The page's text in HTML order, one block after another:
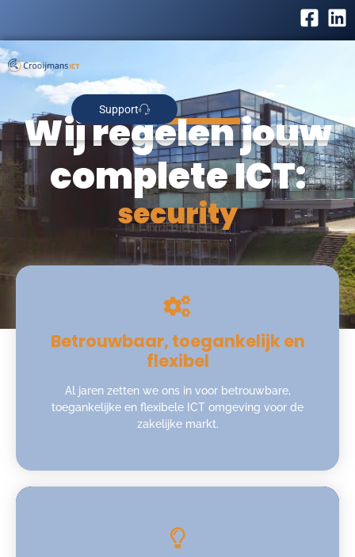
Support
Wij regelen jouw
complete ICT:
security
Betrouwbaar, toegankelijk en
flexibel
Al jaren zetten we ons in voor betrouwbare,
toegankelijke en flexibele ICT omgeving voor de
zakelijke markt.